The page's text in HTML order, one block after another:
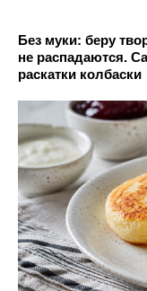
Без муки: беру
не распадаются.
раскатки колбаски